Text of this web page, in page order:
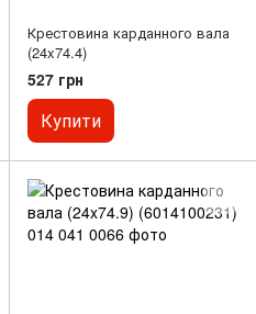
Крестовина карданного вала
(24x74.4)
527 грн
Купити